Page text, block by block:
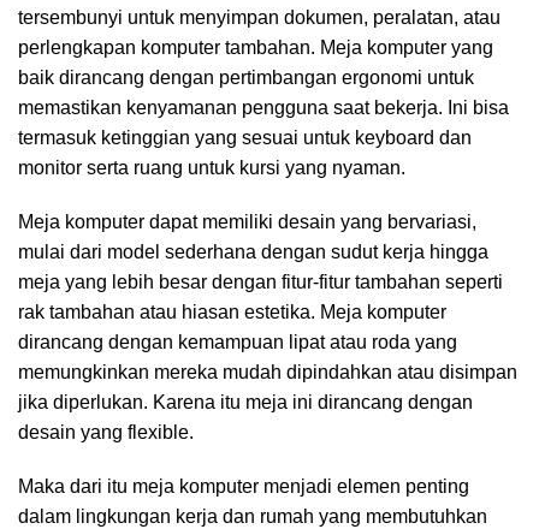
tersembunyi untuk menyimpan dokumen, peralatan, atau
perlengkapan komputer tambahan. Meja komputer yang
baik dirancang dengan pertimbangan ergonomi untuk
memastikan kenyamanan pengguna saat bekerja. Ini bisa
termasuk ketinggian yang sesuai untuk keyboard dan
monitor serta ruang untuk kursi yang nyaman.
Meja komputer dapat memiliki desain yang bervariasi,
mulai dari model sederhana dengan sudut kerja hingga
meja yang lebih besar dengan fitur-fitur tambahan seperti
rak tambahan atau hiasan estetika. Meja komputer
dirancang dengan kemampuan lipat atau roda yang
memungkinkan mereka mudah dipindahkan atau disimpan
jika diperlukan. Karena itu meja ini dirancang dengan
desain yang flexible.
Maka dari itu meja komputer menjadi elemen penting
dalam lingkungan kerja dan rumah yang membutuhkan